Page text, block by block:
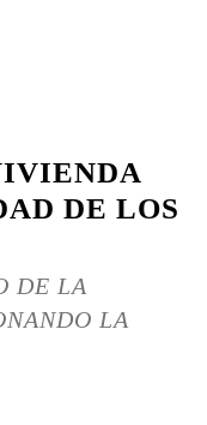
DE LOS
DE LA
LA